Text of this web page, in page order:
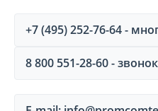
+7 (495) 252-76-64 -
8 800 551-28-60 -